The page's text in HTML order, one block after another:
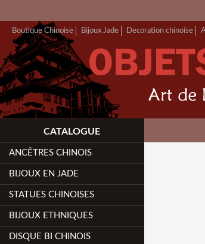
Boutique Chinoise Bijoux Jade Decoration chinoise
CATALOGUE
ANCÊTRES CHINOIS
BIJOUX EN JADE
STATUES CHINOISES
BIJOUX ETHNIQUES
DISQUE BI CHINOIS